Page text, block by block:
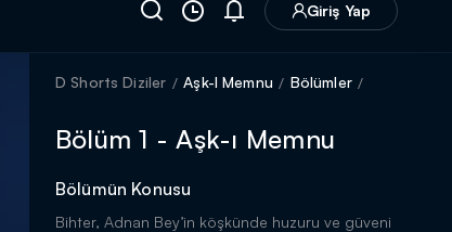
Giriş Yap
D Shorts Diziler Aşk-I Memnu Bölümler
Bölüm 1 - Aşk-ı Memnu
Bölümün Konusu
Bihter, Adnan Bey’in köşkünde huzuru ve güveni